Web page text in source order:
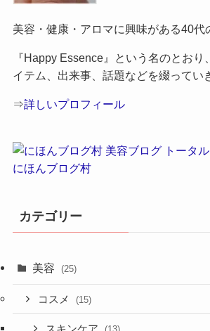
美容・健康・アロマに興味がある40代
『Happy Essence』という名のとおり
イテム、出来事、話題などを綴ってい
⇒詳しいプロフィール
にほんブログ村
カテゴリー
美容 (25)
コスメ (15)